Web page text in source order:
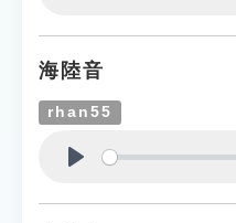
海陸音
rhan55